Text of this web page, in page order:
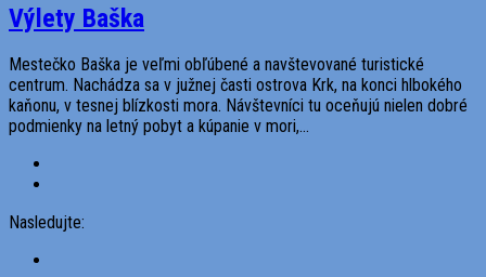
Výlety Baška
Mestečko Baška je veľmi obľúbené a navštevované turistické
centrum. Nachádza sa v južnej časti ostrova Krk, na konci hlbokého
kaňonu, v tesnej blízkosti mora. Návštevníci tu oceňujú nielen dobré
podmienky na letný pobyt a kúpanie v mori,...
Nasledujte: